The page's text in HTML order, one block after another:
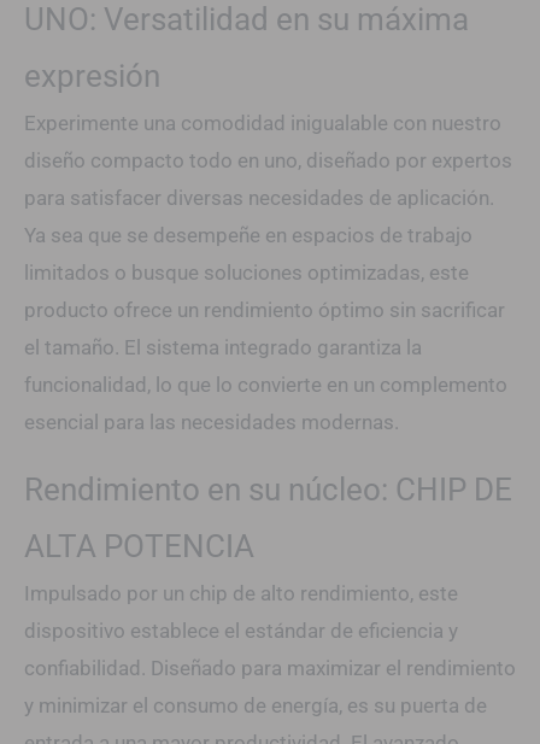
UNO: Versatilidad en su máxima
expresión
Experimente una comodidad inigualable con nuestro
diseño compacto todo en uno, diseñado por expertos
para satisfacer diversas necesidades de aplicación.
Ya sea que se desempeñe en espacios de trabajo
limitados o busque soluciones optimizadas, este
producto ofrece un rendimiento óptimo sin sacrificar
el tamaño. El sistema integrado garantiza la
funcionalidad, lo que lo convierte en un complemento
esencial para las necesidades modernas.
Rendimiento en su núcleo: CHIP DE
ALTA POTENCIA
Impulsado por un chip de alto rendimiento, este
dispositivo establece el estándar de eficiencia y
confiabilidad. Diseñado para maximizar el rendimiento
y minimizar el consumo de energía, es su puerta de